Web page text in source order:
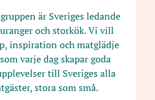
är Sveriges ledande
och storkök. Vi vill
inspiration och matglädje
varje dag skapar goda
till Sveriges alla
stora som små.